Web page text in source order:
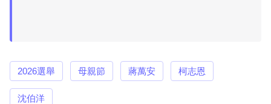
2026選舉 母親節 蔣萬安 柯志恩
沈伯洋